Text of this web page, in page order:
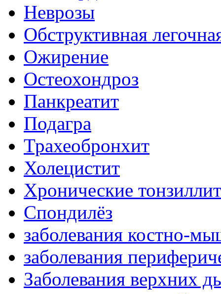
Неврозы
Обструктивная
Ожирение
Остеохондроз
Панкреатит
Подагра
Трахеобронхит
Холецистит
Хронические
Спондилёз
заболевания костно-
заболевания
Заболевания верхних